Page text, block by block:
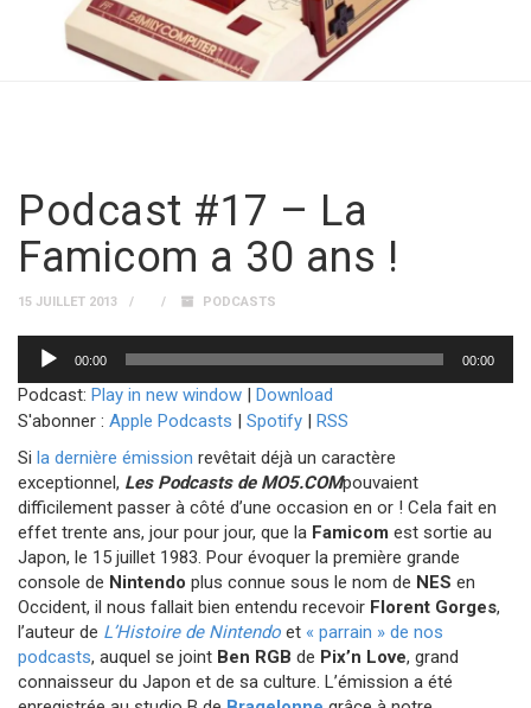
Podcast #17 – La
Famicom a 30 ans !
15 JUILLET 2013 PODCASTS
Lecteur
audio
00:00 00:00
Podcast: Play in new window | Download
S'abonner : Apple Podcasts | Spotify | RSS
Si la dernière émission revêtait déjà un caractère
exceptionnel, Les Podcasts de MO5.COMpouvaient
difficilement passer à côté d’une occasion en or ! Cela fait en
effet trente ans, jour pour jour, que la Famicom est sortie au
Japon, le 15 juillet 1983. Pour évoquer la première grande
console de Nintendo plus connue sous le nom de NES en
Occident, il nous fallait bien entendu recevoir Florent Gorges,
l’auteur de L’Histoire de Nintendo et « parrain » de nos
podcasts, auquel se joint Ben RGB de Pix’n Love, grand
connaisseur du Japon et de sa culture. L’émission a été